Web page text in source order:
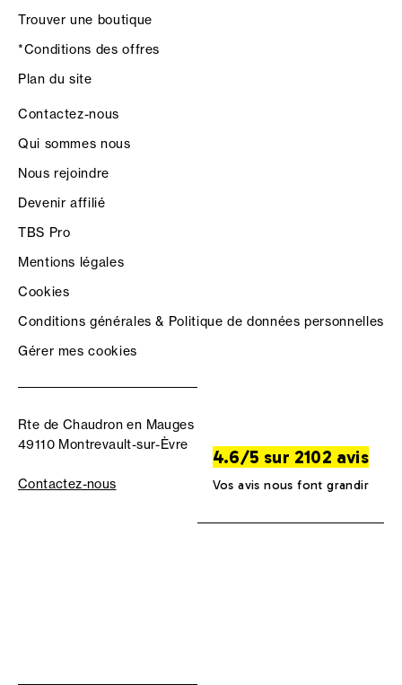
Trouver une boutique
*Conditions des offres
Plan du site
Contactez-nous
Qui sommes nous
Nous rejoindre
Devenir affilié
TBS Pro
Mentions légales
Cookies
Conditions générales & Politique de données personnelles
Gérer mes cookies
Rte de Chaudron en Mauges
49110 Montrevault-sur-Èvre
Contactez-nous
4.6/5 sur 2102 avis
Vos avis nous font grandir